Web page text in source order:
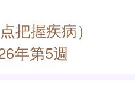
把握疾病）
年第5週